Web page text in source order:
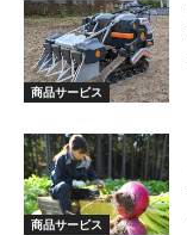
商品サービス
商品サービス